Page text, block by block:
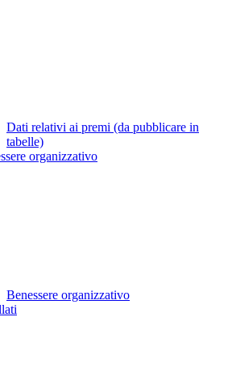
Dati relativi ai premi (da pubblicare in
tabelle)
organizzativo
Benessere organizzativo